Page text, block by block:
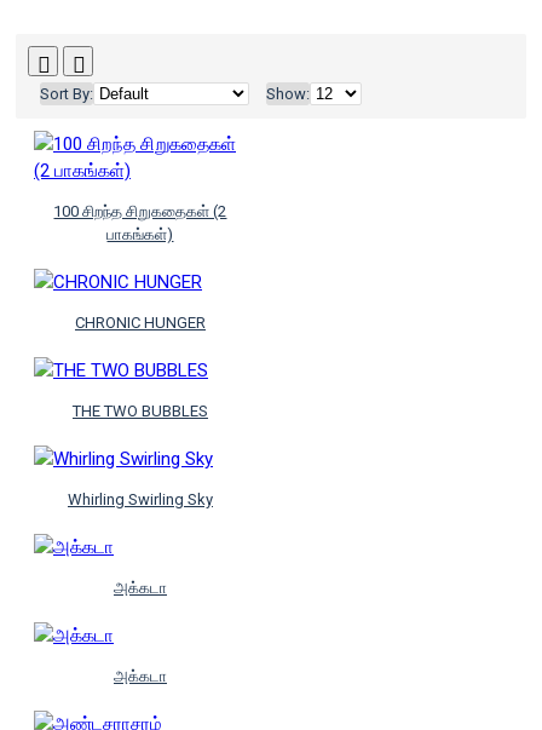
Sort By: Show:
100 சிறந்த சிறுகதைகள் (2
பாகங்கள்)
CHRONIC HUNGER
THE TWO BUBBLES
Whirling Swirling Sky
அக்கடா
அக்கடா